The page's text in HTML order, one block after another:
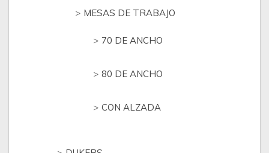
MESAS DE TRABAJO
70 DE ANCHO
80 DE ANCHO
CON ALZADA